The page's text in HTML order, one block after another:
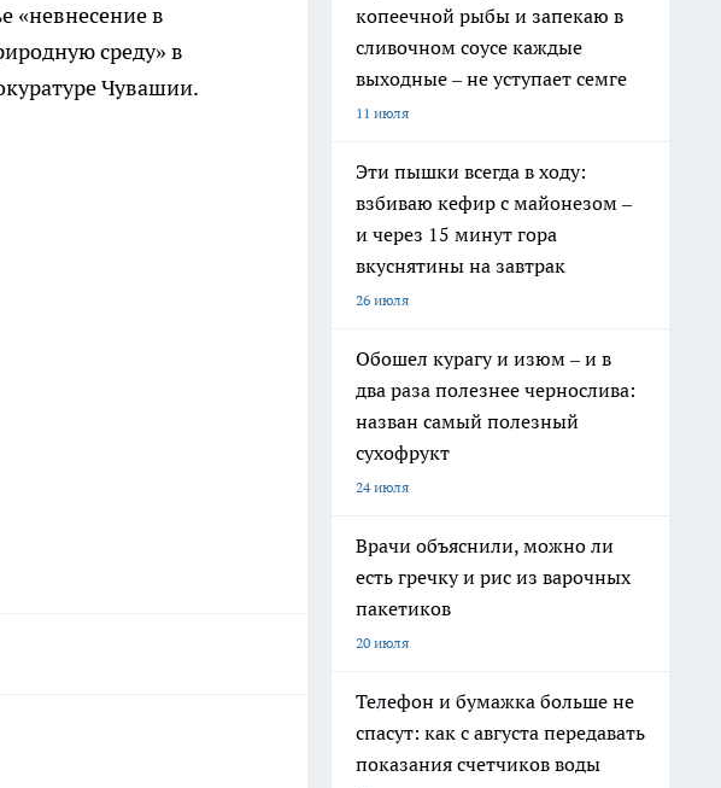
«невнесение в
среду» в
Чувашии.
копеечной рыбы и запекаю в
сливочном соусе каждые
выходные – не уступает семге
11 июля
Эти пышки всегда в ходу:
взбиваю кефир с майонезом –
и через 15 минут гора
вкуснятины на завтрак
26 июля
Обошел курагу и изюм – и в
два раза полезнее чернослива:
назван самый полезный
сухофрукт
24 июля
Врачи объяснили, можно ли
есть гречку и рис из варочных
пакетиков
20 июля
Телефон и бумажка больше не
спасут: как с августа передавать
показания счетчиков воды